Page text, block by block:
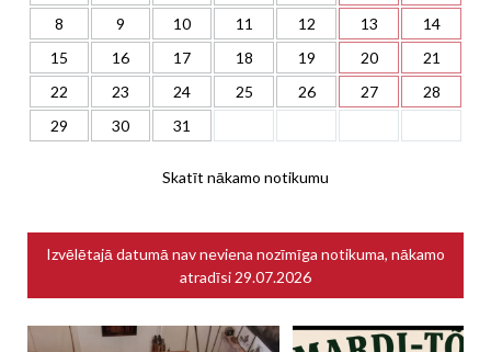
8
9 10 11 12 13
14
15
16 17 18 19 20
21
22
23 24 25 26 27
28
29
30 31
Skatīt nākamo notikumu
Izvēlētajā datumā nav neviena nozīmīga notikuma, nākamo
atradīsi 29.07.2026